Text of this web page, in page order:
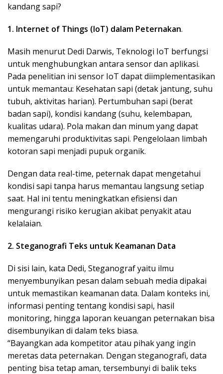
kandang sapi?
1. Internet of Things (IoT) dalam Peternakan.
Masih menurut Dedi Darwis, Teknologi IoT berfungsi
untuk menghubungkan antara sensor dan aplikasi.
Pada penelitian ini sensor IoT dapat diimplementasikan
untuk memantau: Kesehatan sapi (detak jantung, suhu
tubuh, aktivitas harian). Pertumbuhan sapi (berat
badan sapi), kondisi kandang (suhu, kelembapan,
kualitas udara). Pola makan dan minum yang dapat
memengaruhi produktivitas sapi. Pengelolaan limbah
kotoran sapi menjadi pupuk organik.
Dengan data real-time, peternak dapat mengetahui
kondisi sapi tanpa harus memantau langsung setiap
saat. Hal ini tentu meningkatkan efisiensi dan
mengurangi risiko kerugian akibat penyakit atau
kelalaian.
2. Steganografi Teks untuk Keamanan Data
Di sisi lain, kata Dedi, Steganograf yaitu ilmu
menyembunyikan pesan dalam sebuah media dipakai
untuk memastikan keamanan data. Dalam konteks ini,
informasi penting tentang kondisi sapi, hasil
monitoring, hingga laporan keuangan peternakan bisa
disembunyikan di dalam teks biasa.
“Bayangkan ada kompetitor atau pihak yang ingin
meretas data peternakan. Dengan steganografi, data
penting bisa tetap aman, tersembunyi di balik teks